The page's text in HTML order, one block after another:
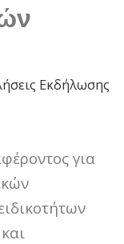
Εκδήλωσης
για